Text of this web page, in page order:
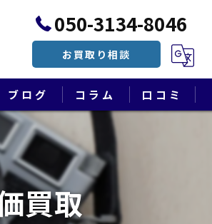
050-3134-8046
お買取り相談
ブログ コラム 口コミ
買取